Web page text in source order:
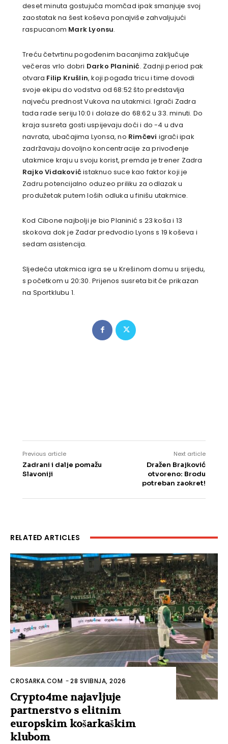
deset minuta gostujuća momčad ipak smanjuje svoj
zaostatak na šest koševa ponajviše zahvaljujući
raspucanom Mark Lyonsu.
Treću četvrtinu pogođenim bacanjima zaključuje
večeras vrlo dobri Darko Planinić. Zadnji period pak
otvara Filip Krušlin, koji pogađa tricu i time dovodi
svoje ekipu do vodstva od 68:52 što predstavlja
najveću prednost Vukova na utakmici. Igrači Zadra
tada rade seriju 10:0 i dolaze do 68:62 u 33. minuti. Do
kraja susreta gosti uspijevaju doći i do -4 u dva
navrata, ubačajima Lyonsa, no Rimčevi igrači ipak
zadržavaju dovoljno koncentracije za privođenje
utakmice kraju u svoju korist, premda je trener Zadra
Rajko Vidakovićistaknuo suce kao faktor koji je
Zadru potencijalno oduzeo priliku za odlazak u
produžetak putem loših odluka u finišu utakmice.
Kod Cibone najbolji je bio Planinić s 23 koša i 13
skokova dok je Zadar predvodio Lyons s 19 koševa i
sedam asistencija.
Sljedeća utakmica igra se u Krešinom domu u srijedu,
s početkom u 20:30. Prijenos susreta bit će prikazan
na Sportklubu 1.
Previous article
Zadrani i dalje pomažu
Slavoniji
Next article
Dražen Brajković
otvoreno: Brodu
potreban zaokret!
RELATED ARTICLES
CROSARKA.COM -28 SVIBNJA, 2026
Crypto4me najavljuje
partnerstvo s elitnim
europskim košarkaškim
klubom